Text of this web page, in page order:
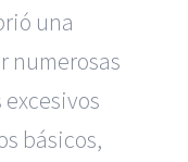
una
numerosas
básicos,